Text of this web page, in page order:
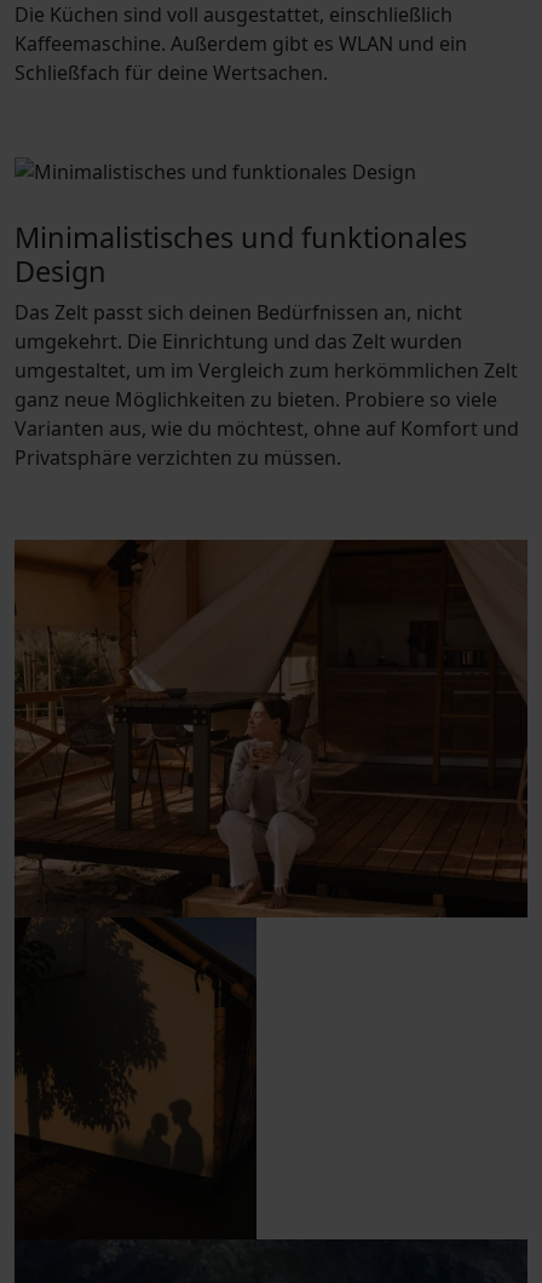
Die Küchen sind voll ausgestattet, einschließlich
Kaffeemaschine. Außerdem gibt es WLAN und ein
Schließfach für deine Wertsachen.
Minimalistisches und funktionales
Design
Das Zelt passt sich deinen Bedürfnissen an, nicht
umgekehrt. Die Einrichtung und das Zelt wurden
umgestaltet, um im Vergleich zum herkömmlichen Zelt
ganz neue Möglichkeiten zu bieten. Probiere so viele
Varianten aus, wie du möchtest, ohne auf Komfort und
Privatsphäre verzichten zu müssen.